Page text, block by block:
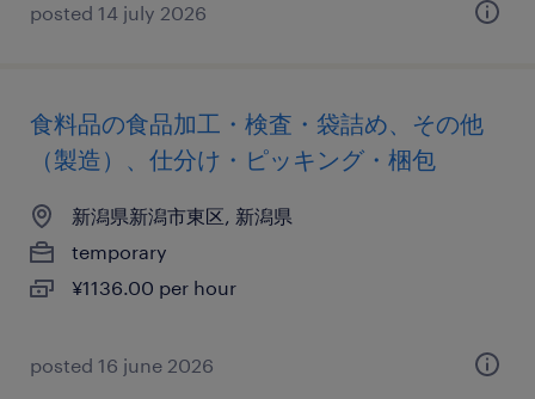
posted 14 july 2026
食料品の食品加工・検査・袋詰め、その他
（製造）、仕分け・ピッキング・梱包
新潟県新潟市東区, 新潟県
temporary
¥1136.00 per hour
posted 16 june 2026